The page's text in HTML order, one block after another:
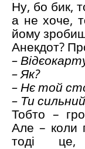
Ну, бо бик,
а не хоче,
йому
Анекдот?
–
– Як?
– Нє той
– Ти
Тобто –
Але – коли
тоді це,